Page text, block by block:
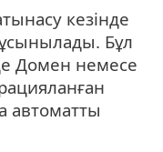
кезінде
Бұл
Домен немесе
автоматты